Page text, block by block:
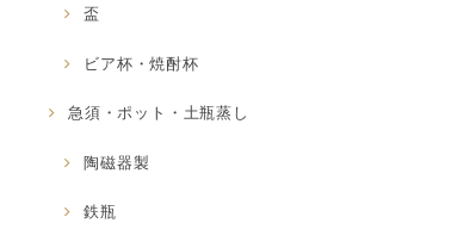
盃
ビア杯・焼酎杯
急須・ポット・土瓶蒸し
陶磁器製
鉄瓶